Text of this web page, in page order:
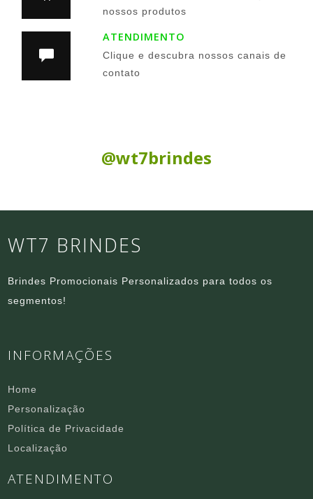
nossos produtos
ATENDIMENTO
Clique e descubra nossos canais de
contato
@wt7brindes
WT7 BRINDES
Brindes Promocionais Personalizados para todos os
segmentos!
INFORMAÇÕES
Home
Personalização
Política de Privacidade
Localização
ATENDIMENTO